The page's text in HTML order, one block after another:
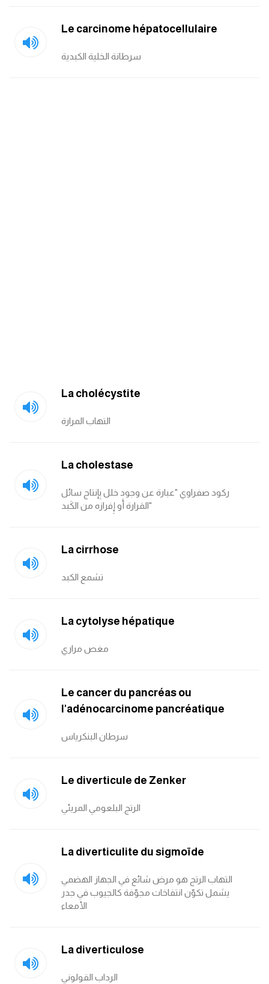
كلمات بحرف uLe carcinome hépatocellulaire
سرطانة الخلية الكبدية
La cholécystite
التهاب المرارة
La cholestase
ركود صفراوي "عبارة عن وجود خلل بِإنتاج سائل
المَرارة أَو إِفرازه من الكَبد"
La cirrhose
تشمع الكبد
La cytolyse hépatique
مغص مراري
Le cancer du pancréas ou
l'adénocarcinome pancréatique
سرطان البنكرياس
Le diverticule de Zenker
الرتج البلعومي المريئي
La diverticulite du sigmoïde
التهاب الرتج هو مرض شائع في الجهاز الهضمي
يشمل تكوّن انتفاخات مجوّفة كالجيوب في جدر
الأمعاء
La diverticulose
الرداب القولوني